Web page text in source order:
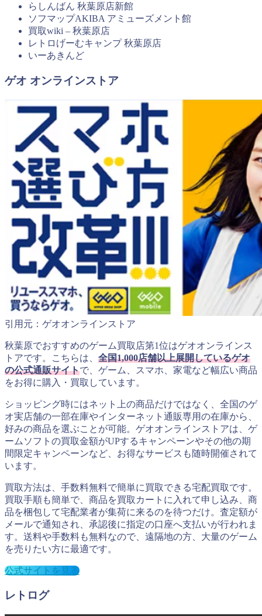
らしんばん 秋葉原店新館
ソフマップAKIBA アミューズメント館
買取wiki – 秋葉原店
レトロげーむキャンプ 秋葉原店
いーあきんど
ゲオ オンラインストア
引用元：ゲオオンラインストア
秋葉原でおすすめのゲーム買取店第1位はゲオオンラインス
トアです。こちらは、 全国1,000店舗以上展開しているゲオ
の公式通販サイトで、ゲーム、スマホ、家電など幅広い商品
をお得に購入・買取しています。
ショッピング時にはネット上の商品だけではなく、全国のゲ
オ実店舗の一部在庫やインターネット通販専用の在庫から、
好みの商品を選ぶことが可能。ゲオオンラインストアは、ゲ
ームソフトの買取金額がUPするキャンペーンやその他の期
間限定キャンペーンなど、お得なサービスも随時開催されて
います。
買取方法は、手数料無料で簡単に買取できる宅配買取です。
買取手順も簡単で、商品を買取カートに入れて申し込み、商
品を梱包して宅配業者が集荷に来るのを待つだけ。査定額が
メールで通知され、承認後に指定の口座へ支払いが行われま
す。送料や手数料も無料なので、遠隔地の方、大量のゲーム
を売りたい方に最適です。
公式サイトを見る
レトログ